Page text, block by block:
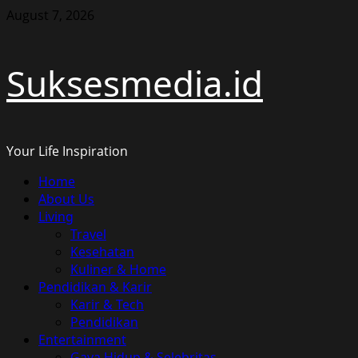
Skip
August 7, 2026
Suksesmedia.id
Your Life Inspiration
Primary
Menu
Home
About Us
Living
Travel
Kesehatan
Kuliner & Home
Pendidikan & Karir
Karir & Tech
Pendidikan
Entertainment